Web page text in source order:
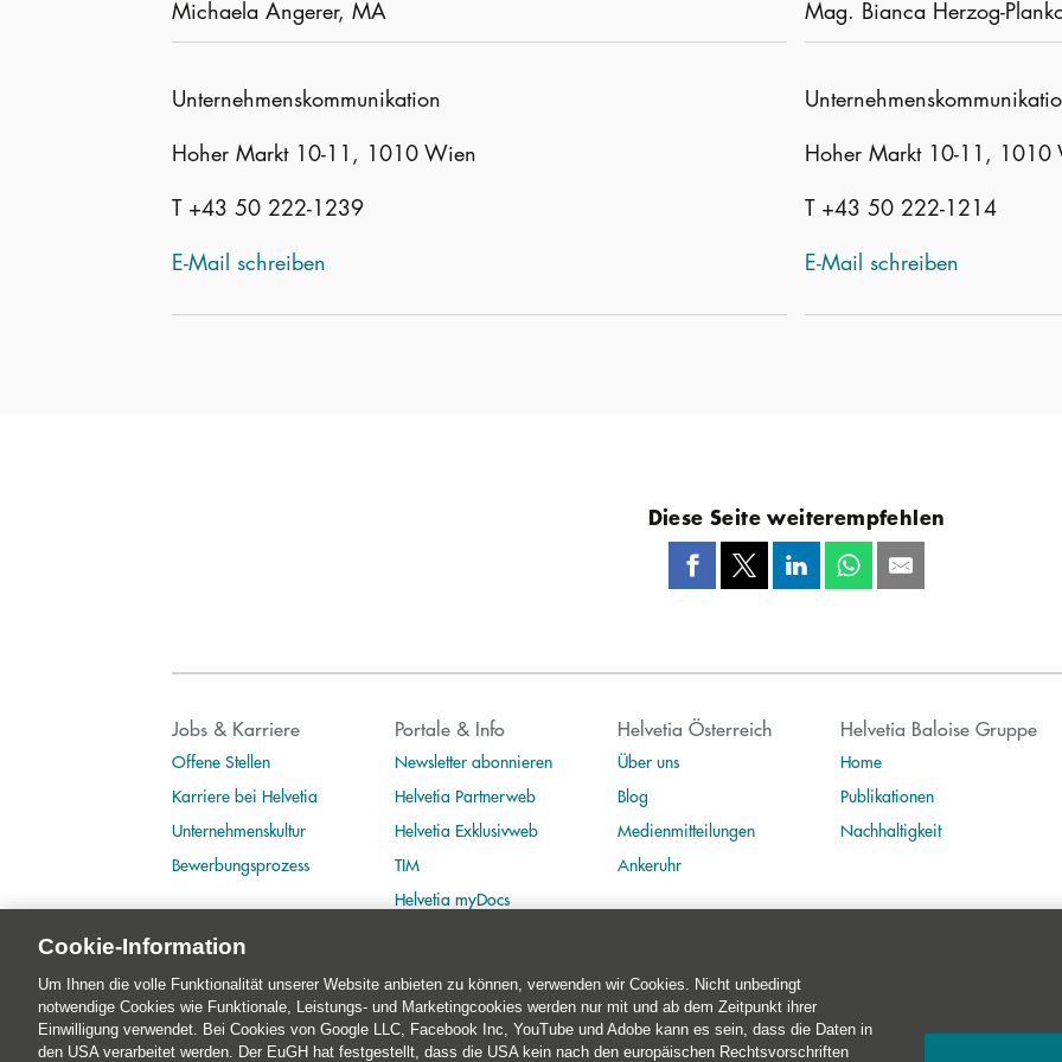
Michaela Angerer, MA Mag. Bianca Herzog-
Unternehmenskommunikation
Hoher Markt 10-11, 1010 Wien
T +43 50 222-1239
E-Mail schreiben
Hoher Markt 10-11, 1010
T +43 50 222-1214
E-Mail schreiben
Diese Seite weiterempfehlen
Jobs & Karriere
Offene Stellen
Karriere bei Helvetia
Unternehmenskultur
Bewerbungsprozess
Portale & Info
Newsletter abonnieren
Helvetia Partnerweb
Helvetia Exklusivweb
TIM
Helvetia myDocs
Helvetia Österreich
Über uns
Blog
Medienmitteilungen
Ankeruhr
Helvetia Baloise Gruppe
Home
Publikationen
Nachhaltigkeit
© 2026 Helvetia Versicherungen AG·Hoher Markt 10-11· 1010 Wien·+43 50 222-1000
Cookie-Information
Um Ihnen die volle Funktionalität unserer Website anbieten zu können, verwenden wir Cookies. Nicht unbedingt
notwendige Cookies wie Funktionale, Leistungs- und Marketingcookies werden nur mit und ab dem Zeitpunkt ihrer
Einwilligung verwendet. Bei Cookies von Google LLC, Facebook Inc, YouTube und Adobe kann es sein, dass die Daten in
den USA verarbeitet werden. Der EuGH hat festgestellt, dass die USA kein nach den europäischen Rechtsvorschriften